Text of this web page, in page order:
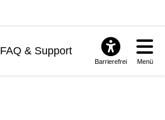
FAQ & Support
Barrierefrei Menü